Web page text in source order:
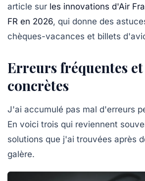
article sur les innovations d'Air
FR en 2026, qui donne des
chèques-vacances et billets
Erreurs fréquentes
concrètes
J'ai accumulé pas mal d'erreurs
En voici trois qui reviennent
solutions que j'ai trouvées après
galère.